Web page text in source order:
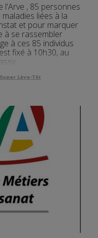
l'Arve , 85 personnes
liées à la
et pour marquer
à se rassembler
à ces 85 individus
fixé à 10h30, au
Lève-Tôt